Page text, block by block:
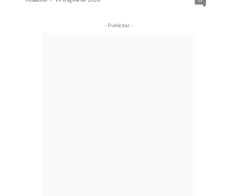
- Publicitat -